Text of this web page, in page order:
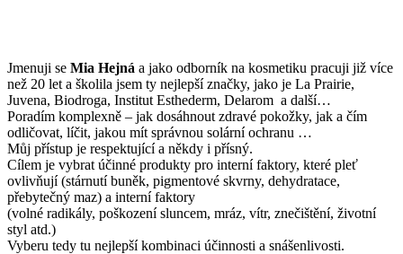
Jmenuji se Mia Hejná a jako odborník na kosmetiku pracuji již více
než 20 let a školila jsem ty nejlepší značky, jako je La Prairie,
Juvena, Biodroga, Institut Esthederm, Delarom a další…
Poradím komplexně – jak dosáhnout zdravé pokožky, jak a čím
odličovat, líčit, jakou mít správnou solární ochranu …
Můj přístup je respektující a někdy i přísný.
Cílem je vybrat účinné produkty pro interní faktory, které pleť
ovlivňují (stárnutí buněk, pigmentové skvrny, dehydratace,
přebytečný maz) a interní faktory
(volné radikály, poškození sluncem, mráz, vítr, znečištění, životní
styl atd.)
Vyberu tedy tu nejlepší kombinaci účinnosti a snášenlivosti.